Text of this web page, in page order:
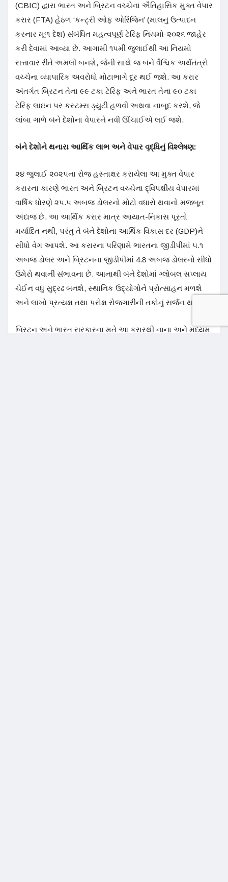
(CBIC) દ્વારા ભારત અને બ્રિટન વચ્ચેના ઐતિહાસિક મુક્ત વેપાર
કરાર (FTA) હેઠળ ‘કન્ટ્રી ઓફ ઓરિજિન’ (માલનું ઉત્પાદન
કરનાર મૂળ દેશ) સંબંધિત મહત્વપૂર્ણ ટેરિફ નિયમો-૨૦૨૬ જાહેર
કરી દેવામાં આવ્યા છે. આગામી ૧૫મી જુલાઈથી આ નિયમો
સત્તાવાર રીતે અમલી બનશે, જેની સાથે જ બંને વૈશ્વિક અર્થતંત્રો
વચ્ચેના વ્યાપારિક અવરોધો મોટાભાગે દૂર થઈ જશે. આ કરાર
અંતર્ગત બ્રિટન તેના ૯૯ ટકા ટેરિફ અને ભારત તેના ૯૦ ટકા
ટેરિફ લાઇન પર કસ્ટમ્સ ડ્યુટી હળવી અથવા નાબૂદ કરશે, જે
લાંબા ગાળે બંને દેશોના વેપારને નવી ઊંચાઈએ લઈ જશે.
બંને દેશોને થનારા આર્થિક લાભ અને વેપાર વૃદ્ધિનું વિશ્લેષણ:
૨૪ જુલાઈ ૨૦૨૫ના રોજ હસ્તાક્ષર કરાયેલા આ મુક્ત વેપાર
કરારના કારણે ભારત અને બ્રિટન વચ્ચેના દ્વિપક્ષીય વેપારમાં
વાર્ષિક ધોરણે ૨૫.૫ અબજ ડોલરનો મોટો વધારો થવાનો મજબૂત
અંદાજ છે. આ આર્થિક કરાર માત્ર આયાત-નિકાસ પૂરતો
મર્યાદિત નથી, પરંતુ તે બંને દેશોના આર્થિક વિકાસ દર (GDP)ને
સીધો વેગ આપશે. આ કરારના પરિણામે ભારતના જીડીપીમાં ૫.૧
અબજ ડોલર અને બ્રિટનના જીડીપીમાં 4.8 અબજ ડોલરનો સીધો
ઉમેરો થવાની સંભાવના છે. આનાથી બંને દેશોમાં ગ્લોબલ સપ્લાય
ચેઈન વધુ સુદ્રઢ બનશે, સ્થાનિક ઉદ્યોગોને પ્રોત્સાહન મળશે
અને લાખો પ્રત્યક્ષ તથા પરોક્ષ રોજગારીની તકોનું સર્જન થશે.
બ્રિટન અને ભારત સરકારના મતે આ કરારથી નાના અને મધ્યમ